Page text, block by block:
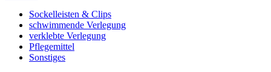
Sockelleisten & Clips
schwimmende Verlegung
verklebte Verlegung
Pflegemittel
Sonstiges